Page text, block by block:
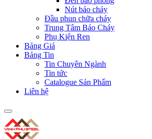
Nút báo cháy
Đầu phun chữa cháy
Trung Tâm Báo Cháy
Phụ Kiện Ren
Bảng Giá
Bảng Tin
Tin Chuyên Ngành
Tin tức
Catalogue Sản Phẩm
Liên hệ